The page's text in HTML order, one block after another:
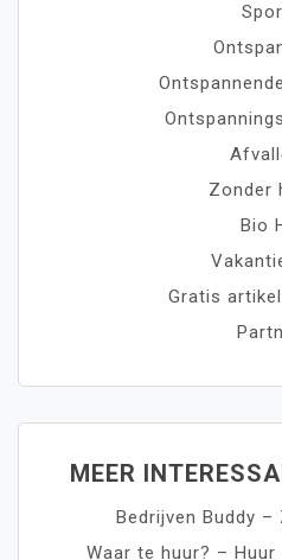
Zonder
Bio
Gratis
MEER
Bedrijven Buddy –
Waar te huur? –